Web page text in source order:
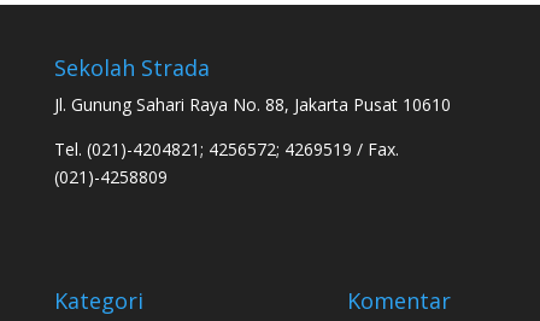
Sekolah Strada
Jl. Gunung Sahari Raya No. 88, Jakarta Pusat 10610
Tel. (021)-4204821; 4256572; 4269519 / Fax.
(021)-4258809
Kategori Komentar